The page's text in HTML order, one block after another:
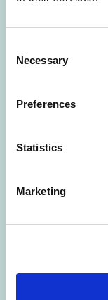
Selection
Necessary
Preferences
Statistics
Marketing
Certos